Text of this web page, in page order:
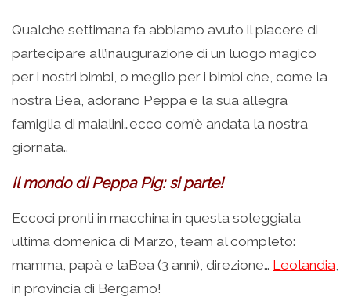
Qualche settimana fa abbiamo avuto il piacere di
partecipare all’inaugurazione di un luogo magico
per i nostri bimbi, o meglio per i bimbi che, come la
nostra Bea, adorano Peppa e la sua allegra
famiglia di maialini…ecco com’è andata la nostra
giornata..
Il mondo di Peppa Pig: si parte!
Eccoci pronti in macchina in questa soleggiata
ultima domenica di Marzo, team al completo:
mamma, papà e laBea (3 anni), direzione… Leolandia
in provincia di Bergamo!